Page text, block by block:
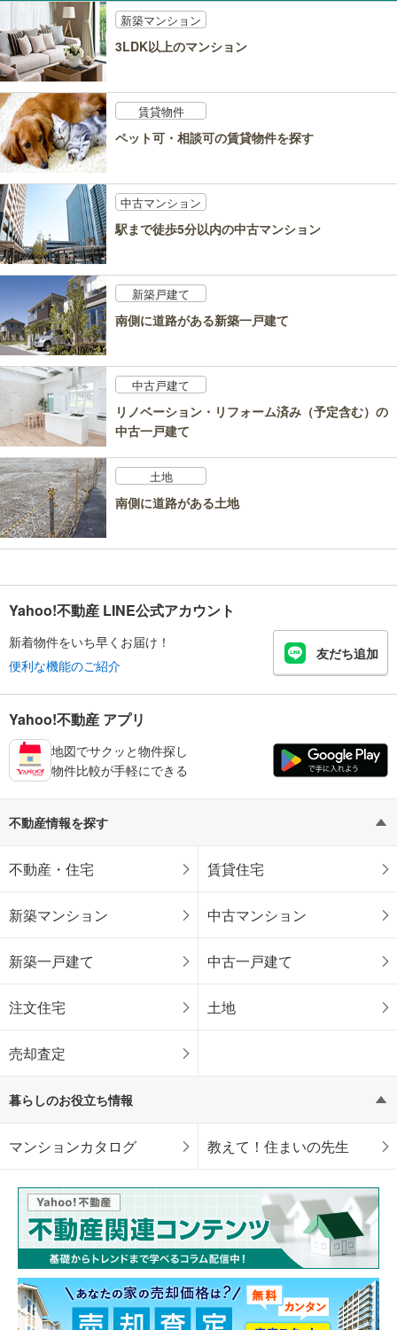
新築マンション
3LDK以上のマンション
賃貸物件
ペット可・相談可の賃貸物件を探す
中古マンション
駅まで徒歩5分以内の中古マンション
新築戸建て
南側に道路がある新築一戸建て
中古戸建て
リノベーション・リフォーム済み（予定含む）の
中古一戸建て
土地
南側に道路がある土地
Yahoo!不動産 LINE公式アカウント
新着物件をいち早くお届け！
便利な機能のご紹介
友だち追加
Yahoo!不動産 アプリ
地図でサクッと物件探し
物件比較が手軽にできる
不動産情報を探す
不動産・住宅 賃貸住宅
新築マンション 中古マンション
新築一戸建て 中古一戸建て
注文住宅 土地
売却査定
暮らしのお役立ち情報
マンションカタログ 教えて！住まいの先生